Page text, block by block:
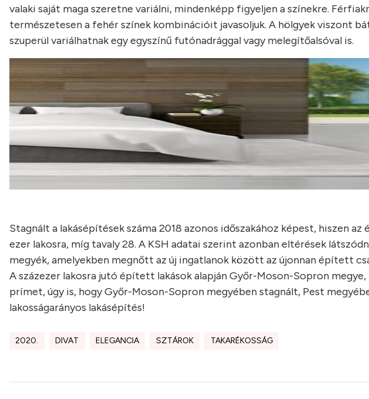
valaki saját maga szeretne variálni, mindenképp figyeljen a színekre.
természetesen a fehér színek kombinációit javasoljuk. A hölgyek viszont
szuperül variálhatnak egy egyszínű futónadrággal vagy melegítőalsóval is.
Stagnált a lakásépítések száma 2018 azonos időszakához képest, hiszen
ezer lakosra, míg tavaly 28. A KSH adatai szerint azonban eltérések
megyék, amelyekben megnőtt az új ingatlanok között az újonnan épített
A százezer lakosra jutó épített lakások alapján Győr-Moson-Sopron
prímet, úgy is, hogy Győr-Moson-Sopron megyében stagnált, Pest
lakosságarányos lakásépítés!
2020. DIVAT ELEGANCIA SZTÁROK TAKARÉKOSSÁG